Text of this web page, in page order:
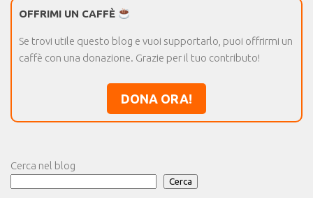
OFFRIMI UN CAFFÈ
Se trovi utile questo blog e vuoi supportarlo, puoi offrirmi un
caffè con una donazione. Grazie per il tuo contributo!
DONA ORA!
Cerca nel blog
Cerca